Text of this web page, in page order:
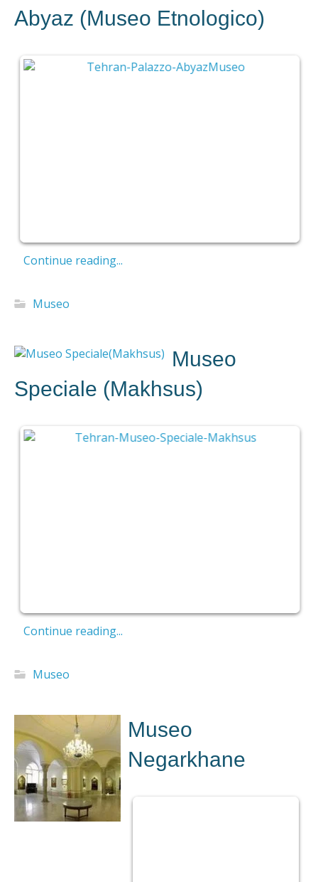
Abyaz (Museo Etnologico)
Continue reading...
Museo
Museo
Speciale (Makhsus)
Continue reading...
Museo
Museo
Negarkhane